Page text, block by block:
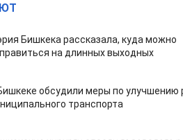
Бишкека рассказала, куда можно
на длинных выходных
обсудили меры по улучшению
транспорта